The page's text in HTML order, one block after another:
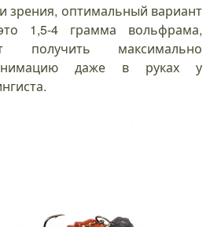
зрения, оптимальный вариант
1,5-4 грамма вольфрама,
получить максимально
анимацию даже в руках у